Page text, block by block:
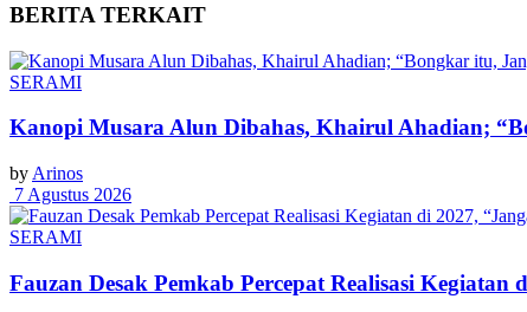
BERITA TERKAIT
SERAMI
Kanopi Musara Alun Dibahas, Khairul Ahadian;
by Arinos
7 Agustus 2026
SERAMI
Fauzan Desak Pemkab Percepat Realisasi Kegiatan